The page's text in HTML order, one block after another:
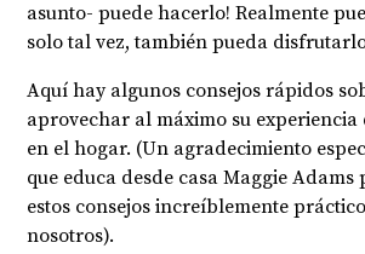
asunto- puede hacerlo! Realmente
solo tal vez, también pueda
Aquí hay algunos consejos rápidos
aprovechar al máximo su
en el hogar. (Un agradecimiento
que educa desde casa Maggie
estos consejos increíblemente
nosotros).